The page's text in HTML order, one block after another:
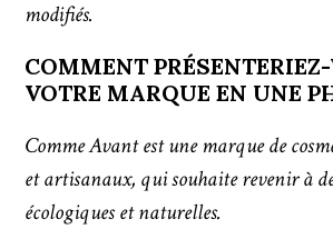
modifiés.
COMMENT
VOTRE MARQUE EN UNE
Comme Avant est une marque de
et artisanaux, qui souhaite revenir à
écologiques et naturelles.